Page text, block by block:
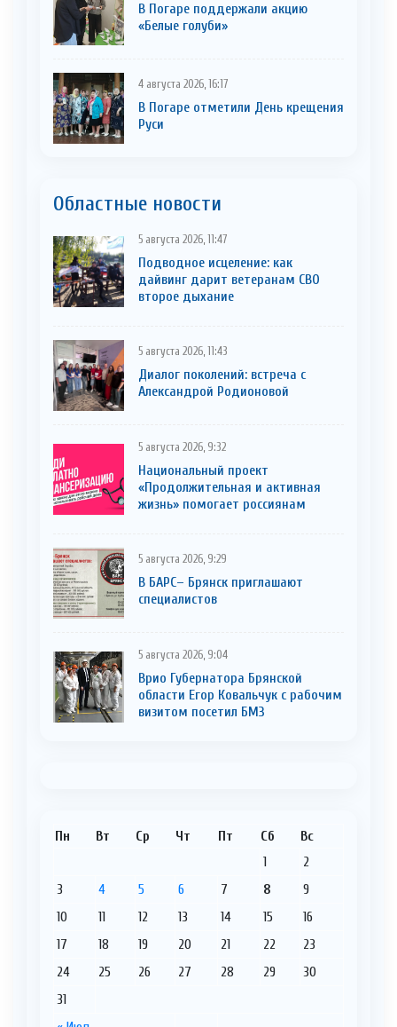
В Погаре поддержали акцию
«Белые голуби»
4 августа 2026, 16:17
В Погаре отметили День крещения
Руси
Областные новости
5 августа 2026, 11:47
Подводное исцеление: как
дайвинг дарит ветеранам СВО
второе дыхание
5 августа 2026, 11:43
Диалог поколений: встреча с
Александрой Родионовой
5 августа 2026, 9:32
Национальный проект
«Продолжительная и активная
жизнь» помогает россиянам
5 августа 2026, 9:29
В БАРС– Брянcк приглaшают
cпециaлистoв
5 августа 2026, 9:04
Врио Губернатора Брянской
области Егор Ковальчук с рабочим
визитом посетил БМЗ
Пн Вт Ср Чт Пт Сб Вс
1
2
3
4 5 6 7 8
9
10
11 12 13 14 15
16
17
18 19 20 21 22
23
24
25 26 27 28 29
30
31